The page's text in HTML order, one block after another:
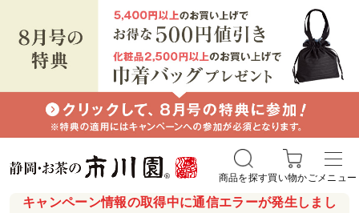
キャンペーン情報の取得中に通信エラーが発生しまし
商品を探す買い物かごメニュー